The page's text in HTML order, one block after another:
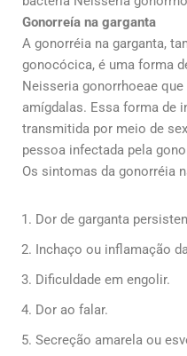
Gonorreía na garganta
A gonorréia na garganta,
gonocócica, é uma forma
Neisseria gonorrhoeae
amígdalas. Essa forma de
transmitida por meio de
pessoa infectada pela
Os sintomas da gonorréia
Dor de garganta
Inchaço ou inflamação
Dificuldade em engolir.
Dor ao falar.
Secreção amarela ou